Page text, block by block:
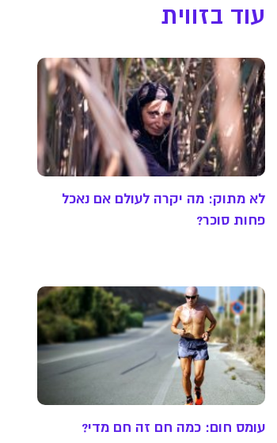
עוד בזווית
לא מתוק: מה יקרה לעולם אם נאכל
פחות סוכר?
עומס חום: כמה חם זה חם מדי?